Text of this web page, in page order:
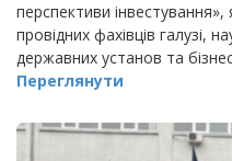
перспективи інвестування»,
провідних фахівців галузі,
державних установ та
Переглянути